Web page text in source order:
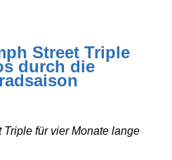
Street Triple
durch die
für vier Monate lange